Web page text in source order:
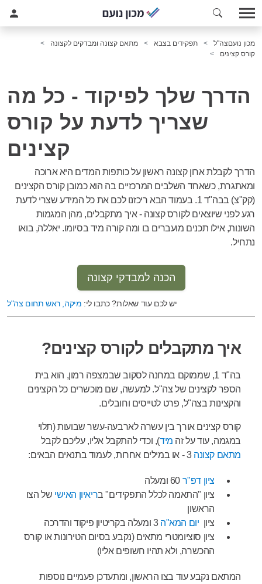
מכון נועםצה"ל תפקידים בצבא
מתאם קצונה ומבדקים לקצונה
קורס קצינים
הדרך שלך לפיקוד - כל מה
שצריך לדעת על קורס
קצינים
הדרך לקבלת ארון קצונה ראשון על כותפות המדים היא ארוכה
ומאתגרת, כשאחד השלבים המרכזיים בה הוא כמובן קורס הקצינים
(קק"צ) בבה"ד 1. בעמוד הבא ריכזנו לכם את כל המידע שצרי לדעת
רגע לפני שיוצאים לקורס קצונה - איך מתקבלים, מהן המגמות
השונות, אילו תכנים מועברים בו ומה קורה מיד בסיומו. יאללה, בואו
נתחיל.
הכנה למבדקי קצונה
יש לכם עוד שאלות? כתבו לי: מיקה, ראש תחום צה"ל
איך מתקבלים לקורס קצינים?
בה"ד 1, שממוקם במחנה לסקוב שבמצפה רמון, הוא בית
הספר לקצינים של צה"ל. למעשה, שם מוכשרים כל הקצינים
והקצינות בצה"ל, פרט לטייסים וחובלים.
קורס קצינים אורך בין עשרה לארבעה-עשר שבועות (תלוי
במגמה, עוד על זה מיד), וכדי להתקבל אליו, עליכם לקבל
מתאם קצונה 3 - או במילים אחרות, לעמוד בתנאים הבאים:
ציון דפ"ר 60 ומעלה
ציון "התאמה לכלל התפקידים" בריאיון האישי של הצו
הראשון
ציון יום המא"ה 3 ומעלה בקריטיון פיקוד והדרכה
ציון סוציומטרי מתאים (נקבע בסיום הטירונות או קורס
ההכשרה, ולא תהיו חשופים אליו)
המתאם נקבע עוד בצו הראשון, ומתעדכן פעמיים נוספות